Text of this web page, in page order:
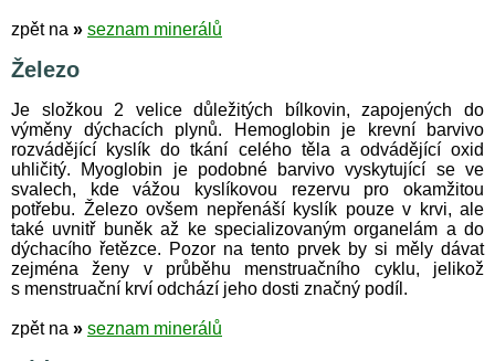
zpět na » seznam minerálů
Železo
Je složkou 2 velice důležitých bílkovin, zapojených do
výměny dýchacích plynů. Hemoglobin je krevní barvivo
rozvádějící kyslík do tkání celého těla a odvádějící oxid
uhličitý. Myoglobin je podobné barvivo vyskytující se ve
svalech, kde vážou kyslíkovou rezervu pro okamžitou
potřebu. Železo ovšem nepřenáší kyslík pouze v krvi, ale
také uvnitř buněk až ke specializovaným organelám a do
dýchacího řetězce. Pozor na tento prvek by si měly dávat
zejména ženy v průběhu menstruačního cyklu, jelikož
s menstruační krví odchází jeho dosti značný podíl.
zpět na » seznam minerálů